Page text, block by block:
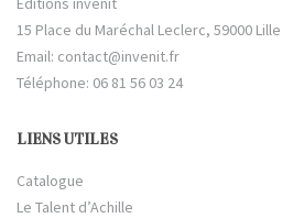
15 Place du Maréchal Leclerc, 59000 Lille
Email: contact@invenit.fr
Téléphone: 06 81 56 03 24
LIENS UTILES
Catalogue
Le Talent d’Achille